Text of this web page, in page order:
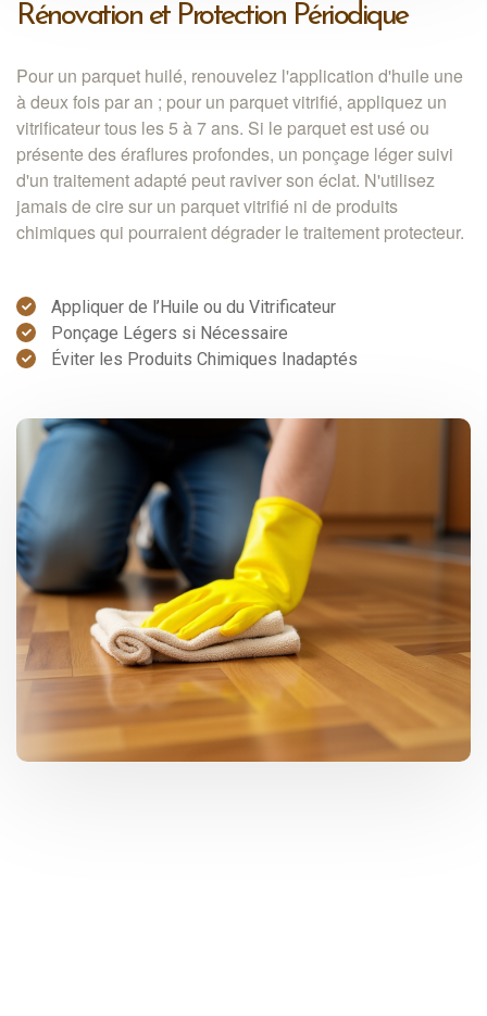
Rénovation et Protection Périodique
Pour un parquet huilé, renouvelez l'application d'huile une
à deux fois par an ; pour un parquet vitrifié, appliquez un
vitrificateur tous les 5 à 7 ans. Si le parquet est usé ou
présente des éraflures profondes, un ponçage léger suivi
d'un traitement adapté peut raviver son éclat. N'utilisez
jamais de cire sur un parquet vitrifié ni de produits
chimiques qui pourraient dégrader le traitement protecteur.
Appliquer de l’Huile ou du Vitrificateur
Ponçage Légers si Nécessaire
Éviter les Produits Chimiques Inadaptés